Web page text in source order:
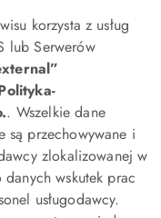
korzysta z usług
lub Serwerów
. Wszelkie dane
są przechowywane i
zlokalizowanej w
wskutek prac
usługodawcy.